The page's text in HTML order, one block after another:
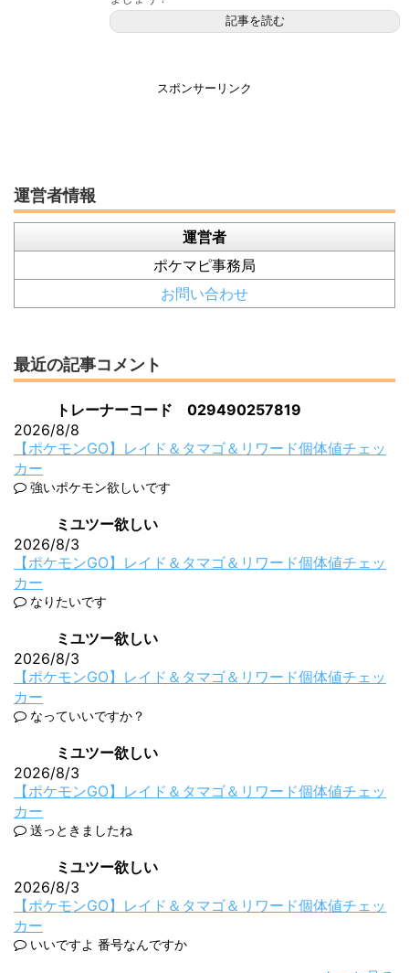
記事を読む
スポンサーリンク
運営者情報
運営者
ポケマピ事務局
お問い合わせ
最近の記事コメント
トレーナーコード 029490257819
2026/8/8
【ポケモンGO】レイド＆タマゴ＆リワード個体値チェッ
カー
強いポケモン欲しいです
ミユツー欲しい
2026/8/3
【ポケモンGO】レイド＆タマゴ＆リワード個体値チェッ
カー
なりたいです
ミユツー欲しい
2026/8/3
【ポケモンGO】レイド＆タマゴ＆リワード個体値チェッ
カー
なっていいですか？
ミユツー欲しい
2026/8/3
【ポケモンGO】レイド＆タマゴ＆リワード個体値チェッ
カー
送っときましたね
ミユツー欲しい
2026/8/3
【ポケモンGO】レイド＆タマゴ＆リワード個体値チェッ
カー
いいですよ 番号なんですか